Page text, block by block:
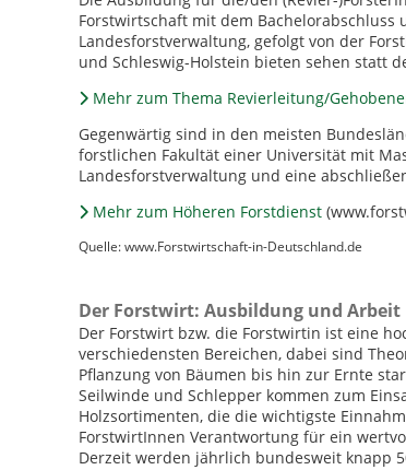
Forstwirtschaft mit dem
Landesforstverwaltung, gefolgt von der
und Schleswig-Holstein bieten sehen statt
Mehr zum Thema Revierleitung/
Gegenwärtig sind in den meisten
forstlichen Fakultät einer Universität mit
Landesforstverwaltung und eine
Mehr zum Höheren Forstdienst
Quelle: www.Forstwirtschaft-in-Deutschland.de
Der Forstwirt: Ausbildung und Arbeit
Der Forstwirt bzw. die Forstwirtin ist eine
verschiedensten Bereichen, dabei sind
Pflanzung von Bäumen bis hin zur Ernte
Seilwinde und Schlepper kommen zum
Holzsortimenten, die die wichtigste
ForstwirtInnen Verantwortung für ein
Derzeit werden jährlich bundesweit knapp